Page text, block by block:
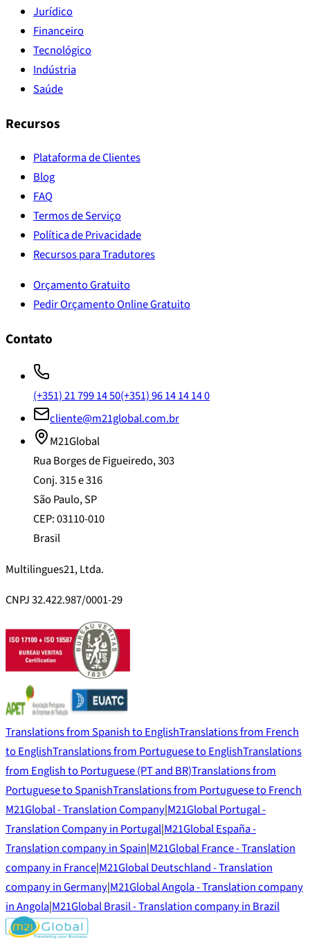
Jurídico
Financeiro
Tecnológico
Indústria
Saúde
Recursos
Plataforma de Clientes
Blog
FAQ
Termos de Serviço
Política de Privacidade
Recursos para Tradutores
Orçamento Gratuito
Pedir Orçamento Online Gratuito
Contato
(+351) 21 799 14 50(+351) 96 14 14 14 0
cliente@m21global.com.br
M21Global
Rua Borges de Figueiredo, 303
Conj. 315 e 316
São Paulo, SP
CEP: 03110-010
Brasil
Multilingues21, Ltda.
CNPJ 32.422.987/0001-29
Translations from Spanish to EnglishTranslations from French
to EnglishTranslations from Portuguese to EnglishTranslations
from English to Portuguese (PT and BR)Translations from
Portuguese to SpanishTranslations from Portuguese to French
M21Global - Translation Company|M21Global Portugal -
Translation Company in Portugal|M21Global España -
Translation company in Spain|M21Global France - Translation
company in France|M21Global Deutschland - Translation
company in Germany|M21Global Angola - Translation company
in Angola|M21Global Brasil - Translation company in Brazil